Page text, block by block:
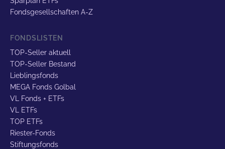
Fondsgesellschaften A-Z
FONDSLISTEN
TOP-Seller aktuell
TOP-Seller Bestand
Lieblingsfonds
MEGA Fonds Golbal
VL Fonds + ETFs
VL ETFs
TOP ETFs
Riester-Fonds
Stiftungsfonds